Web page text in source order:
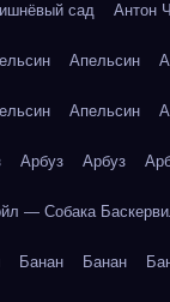
сад Антон
Апельсин
Апельсин
Арбуз Арбуз
— Собака
Банан Банан